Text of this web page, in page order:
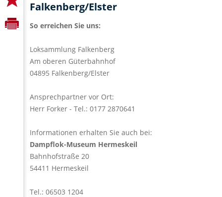
Falkenberg/Elster
So erreichen Sie uns:
Loksammlung Falkenberg
Am oberen Güterbahnhof
04895 Falkenberg/Elster
Ansprechpartner vor Ort:
Herr Forker - Tel.: 0177 2870641
Informationen erhalten Sie auch bei:
Dampflok-Museum Hermeskeil
Bahnhofstraße 20
54411 Hermeskeil
Tel.: 06503 1204